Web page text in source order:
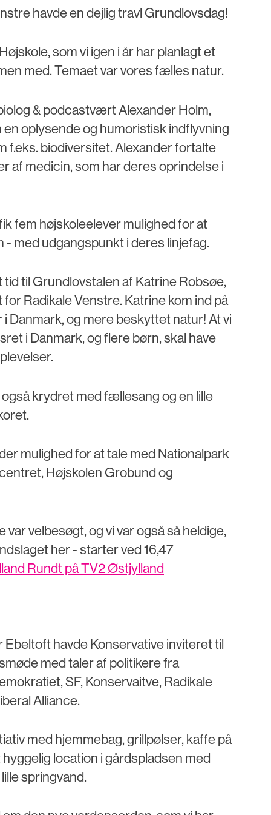
havde en dejlig travl Grundlovsdag!
som vi igen i år har planlagt et
med. Temaet var vores fælles natur.
& podcastvært Alexander Holm,
oplysende og humoristisk indflyvning
f.eks. biodiversitet. Alexander fortalte
af medicin, som har deres oprindelse i
fem højskoleelever mulighed for at
- med udgangspunkt i deres linjefag.
til Grundlovstalen af Katrine Robsøe,
Radikale Venstre. Katrine kom ind på
Danmark, og mere beskyttet natur! At vi
i Danmark, og flere børn, skal have
krydret med fællesang og en lille
mulighed for at tale med Nationalpark
Højskolen Grobund og
velbesøgt, og vi var også så heldige,
her - starter ved 16,47
Rundt på TV2 Østjylland
Ebeltoft havde Konservative inviteret til
med taler af politikere fra
SF, Konservaitve, Radikale
Alliance.
med hjemmebag, grillpølser, kaffe på
location i gårdspladsen med
springvand.